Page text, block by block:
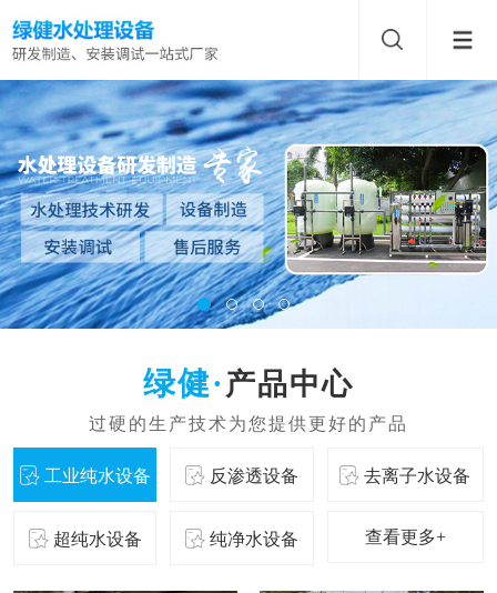
产品中心
工业纯水设备 反渗透设备 去离子水设备
超纯水设备 纯净水设备 查看更多+